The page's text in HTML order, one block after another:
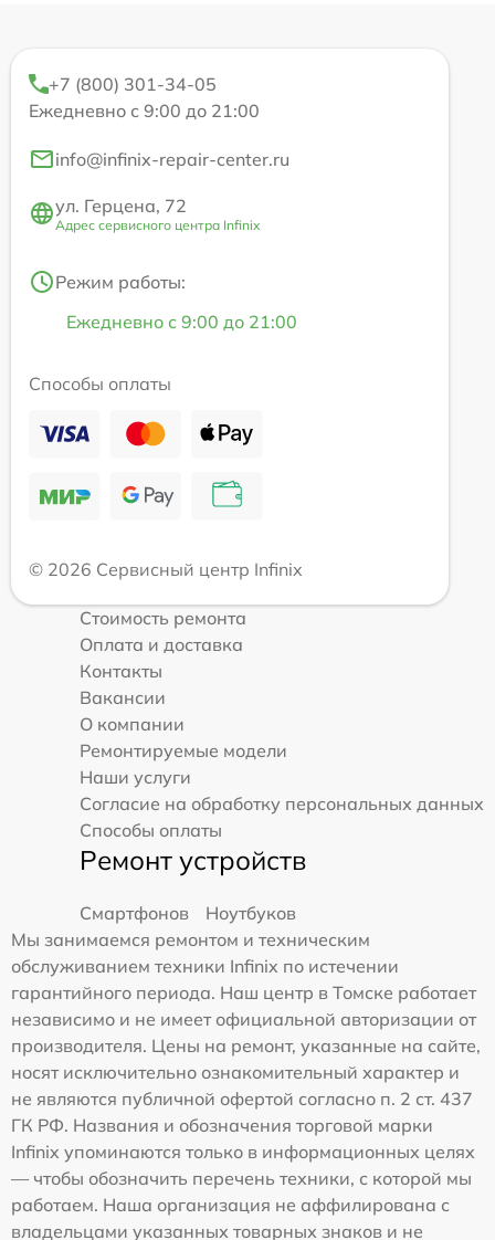
+7 (800) 301-34-05
Ежедневно с 9:00 до 21:00
info@infinix-repair-center.ru
ул. Герцена, 72
Адрес сервисного центра Infinix
Режим работы:
Ежедневно с 9:00 до 21:00
Способы оплаты
© 2026 Сервисный центр Infinix
Стоимость ремонта
Оплата и доставка
Контакты
Вакансии
О компании
Ремонтируемые модели
Наши услуги
Согласие на обработку персональных данных
Способы оплаты
Ремонт устройств
Смартфонов
Ноутбуков
Мы занимаемся ремонтом и техническим
обслуживанием техники Infinix по истечении
гарантийного периода. Наш центр в Томске работает
независимо и не имеет официальной авторизации от
производителя. Цены на ремонт, указанные на сайте,
носят исключительно ознакомительный характер и
не являются публичной офертой согласно п. 2 ст. 437
ГК РФ. Названия и обозначения торговой марки
Infinix упоминаются только в информационных целях
— чтобы обозначить перечень техники, с которой мы
работаем. Наша организация не аффилирована с
владельцами указанных товарных знаков и не